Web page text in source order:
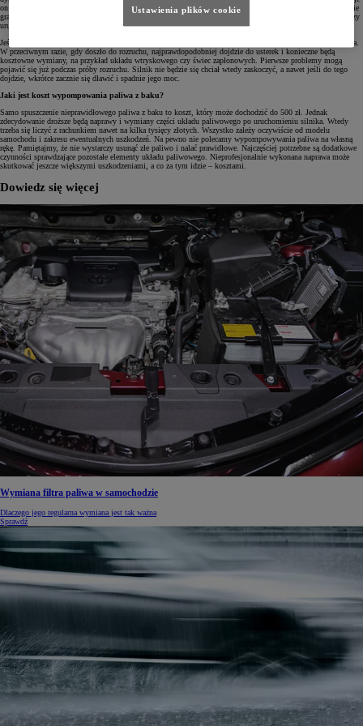
on do wlewu paliwa w samochodzie z napędem benzynowym, co powinno dać nam do myślenia, że coś tu nie
gra. Mimo to jeśli nawet dojdzie do pomyłki, wszystko zależy od ilości nieprawidłowego paliwa w baku i czy
uruchomiliśmy silnik.
Jeśli samochód nie został uruchomiony, wystarczy wypompowanie paliwa ze zbiornika i przeczyszczenie filtra.
W przeciwnym razie, gdy doszło do rozruchu, najprawdopodobniej dojdzie do usterek i konieczne będą
kosztowne wymiany, na przykład układu wtryskowego czy świec zapłonowych. Pierwsze problemy mogą
pojawić się już podczas próby rozruchu. Silnik nie będzie się chciał wtedy zaskoczyć, a nawet jeśli do tego
dojdzie, wkrótce zacznie się dławić i spadnie jego moc.
Jaki jest koszt wypompowania paliwa z baku?
Samo spuszczenie nieprawidłowego paliwa z baku to koszt, który może dochodzić do 500 zł. Jednak
zdecydowanie droższe będą naprawy i wymiany części układu paliwowego po uruchomieniu silnika. Wtedy
trzeba się liczyć z rachunkiem nawet na kilka tysięcy złotych. Wszystko zależy oczywiście od modelu
samochodu i zakresu ewentualnych uszkodzeń. Na pewno nie polecamy wypompowywania paliwa na własną
rękę. Pamiętajmy, że nie wystarczy usunąć złe paliwo i nalać prawidłowe. Najczęściej potrzebne są dodatkowe
czynności sprawdzające pozostałe elementy układu paliwowego. Nieprofesjonalnie wykonana naprawa może
skutkować jeszcze większymi uszkodzeniami, a co za tym idzie – kosztami.
Dowiedz się więcej
Wymiana filtra paliwa w samochodzie
Dlaczego jego regularna wymiana jest tak ważna
Sprawdź
Ustawienia plików cookie